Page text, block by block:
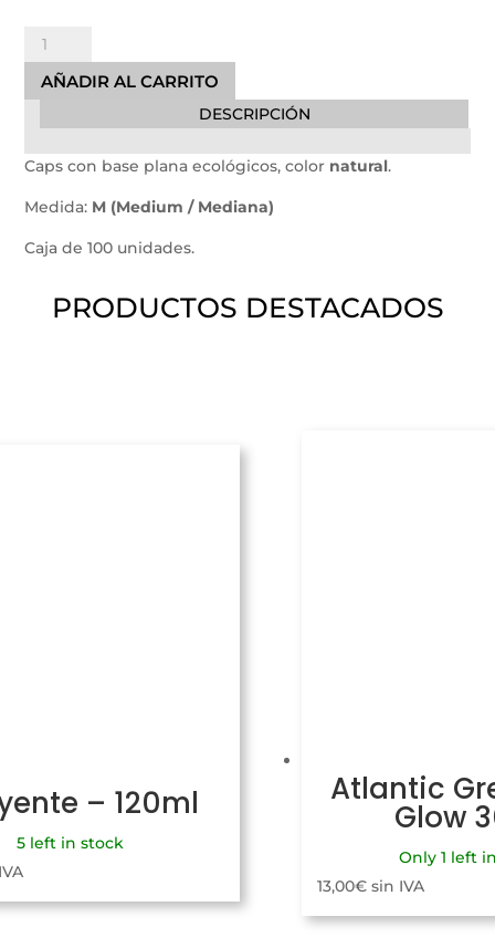
Caps
con
base
-
cantidad
AÑADIR AL CARRITO
DESCRIPCIÓN
Caps con base plana ecológicos, color natural.
Medida: M (Medium / Mediana)
Caja de 100 unidades.
PRODUCTOS DESTACADOS
– 120ml
5 left in stock
Atlantic
Glow
Only 1 left
13,00€ sin IVA